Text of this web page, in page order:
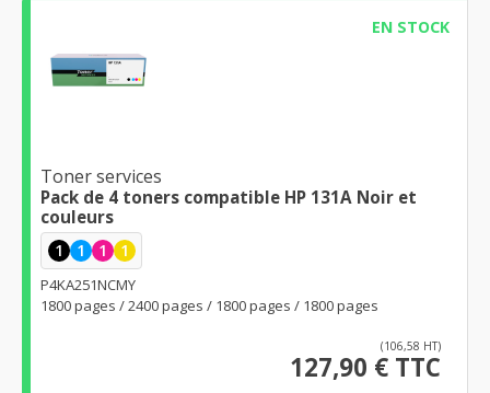
EN STOCK
Toner services
Pack de 4 toners compatible HP 131A Noir et
couleurs
1 1 1 1
P4KA251NCMY
1800 pages / 2400 pages / 1800 pages / 1800 pages
(106,58 HT)
127,90 € TTC